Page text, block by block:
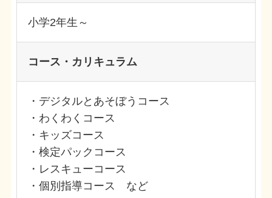
小学2年生～
コース・カリキュラム
・デジタルとあそぼうコース
・わくわくコース
・キッズコース
・検定パックコース
・レスキューコース
・個別指導コース など